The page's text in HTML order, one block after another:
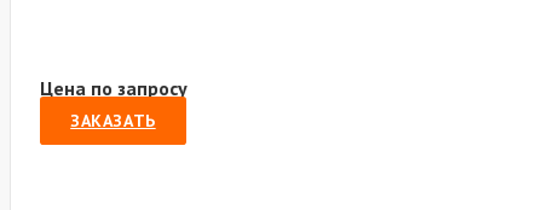
Цена по запросу
ЗАКАЗАТЬ